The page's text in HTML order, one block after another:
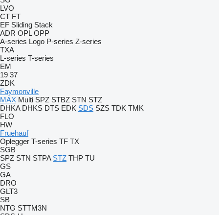
LVO
CT FT
EF Sliding Stack
ADR OPL OPP
A-series Logo P-series Z-series
TXA
L-series T-series
EM
19 37
ZDK
Faymonville
MAX Multi SPZ STBZ STN STZ
DHKA DHKS DTS EDK SDS SZS TDK TMK
FLO
HW
Fruehauf
Oplegger T-series TF TX
SGB
SPZ STN STPA STZ THP TU
GS
GA
DRO
GLT3
SB
NTG STTM3N